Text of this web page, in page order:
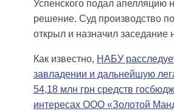
Успенского подал апелляцию
решение. Суд производство
открыл и назначил заседание
Как известно, НАБУ
завладении и дальнейшую
54,18 млн грн средств
интересах ООО «Золотой